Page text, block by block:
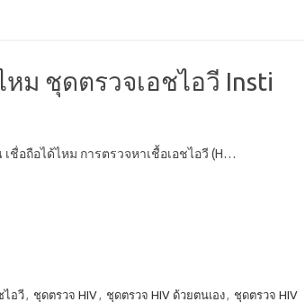
หม ชุดตรวจเอชไอวี Insti
เชื่อถือได้ไหม การตรวจหาเชื้อเอชไอวี (H…
ไอวี, ชุดตรวจ HIV, ชุดตรวจ HIV ด้วยตนเอง, ชุดตรวจ HIV